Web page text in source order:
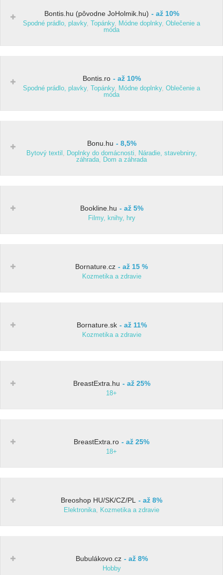
Bontis.hu (pôvodne JoHolmik.hu) až 10%
Spodné prádlo, plavky, Topánky, Módne doplnky, Oblečenie a
móda
Bontis.ro až 10%
Spodné prádlo, plavky, Topánky, Módne doplnky, Oblečenie a
móda
Bonu.hu 8,5%
Bytový textil , Doplnky do domácnosti, Náradie, stavebniny,
záhrada, Dom a záhrada
Bookline.hu až 5%
Filmy, knihy, hry
Bornature.cz až 15 %
Kozmetika a zdravie
Bornature.sk až 11%
Kozmetika a zdravie
BreastExtra.hu až 25%
18+
BreastExtra.ro až 25%
18+
Breoshop HU/SK/CZ/PL až 8%
Elektronika, Kozmetika a zdravie
Bubulákovo.cz až 8%
Hobby